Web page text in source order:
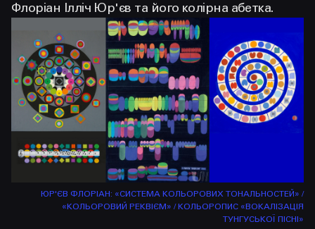
Флоріан Ілліч Юр'єв та його колірна абетка.
ЮР'ЄВ ФЛОРІАН: «СИСТЕМА КОЛЬОРОВИХ ТОНАЛЬНОСТЕЙ» /
«КОЛЬОРОВИЙ РЕКВІЄМ» / КОЛЬОРОПИС «ВОКАЛІЗАЦІЯ
ТУНГУСЬКОЇ ПІСНІ»